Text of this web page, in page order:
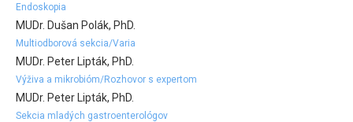
Endoskopia
MUDr. Dušan Polák, PhD.
Multiodborová sekcia/Varia
MUDr. Peter Lipták, PhD.
Výživa a mikrobióm/Rozhovor s expertom
MUDr. Peter Lipták, PhD.
Sekcia mladých gastroenterológov